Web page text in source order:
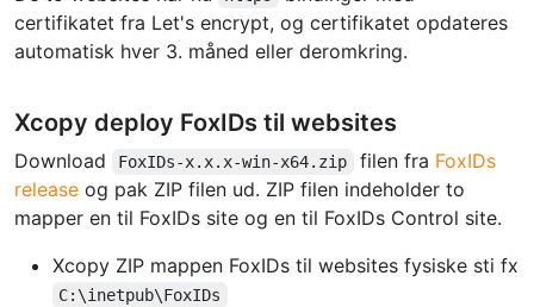
certifikatet fra Let's encrypt, og certifikatet opdateres
automatisk hver 3. måned eller deromkring.
Xcopy deploy FoxIDs til websites
Download FoxIDs-x.x.x-win-x64.zip filen fra FoxIDs
release og pak ZIP filen ud. ZIP filen indeholder to
mapper en til FoxIDs site og en til FoxIDs Control site.
Xcopy ZIP mappen FoxIDs til websites fysiske sti fx
C:\inetpub\FoxIDs